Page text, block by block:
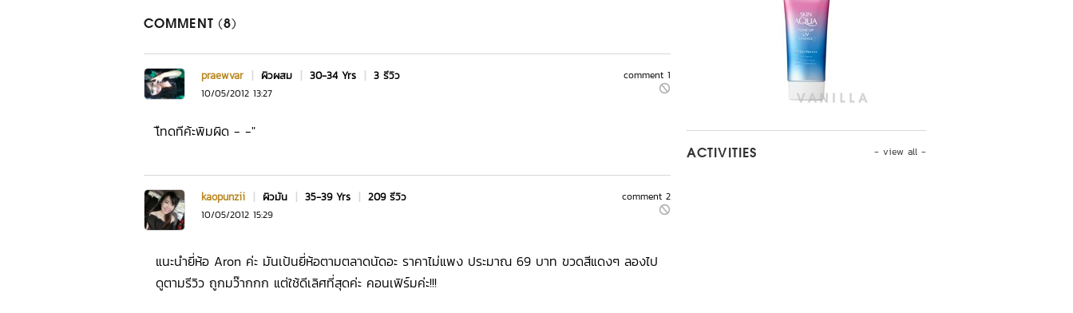
COMMENT (8)
comment 1
praewvar | ผิวผสม | 30-34 Yrs | 3 รีวิว
10/05/2012 13:27
โืทดทีค้ะพิมผิด - -"
comment 2
kaopunzii | ผิวมัน | 35-39 Yrs | 209 รีวิว
10/05/2012 15:29
แนะนำยี่ห้อ Aron ค่ะ มันเป้นยี่ห้อตามตลาดนัดอะ ราคาไม่แพง ประมาณ 69 บาท ขวดสีแดงๆ ลองไป
ดูตามรีวิว ถูกมว๊ากกก แต่ใช้ดีเลิศที่สุดค่ะ คอนเฟิร์มค่ะ!!!
- view all -
ACTIVITIES